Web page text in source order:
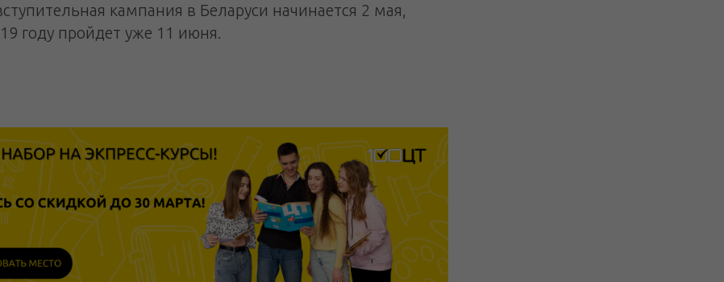
кампания в Беларуси начинается 2 мая,
году пройдет уже 11 июня.